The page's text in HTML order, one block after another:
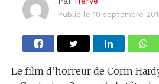
Publié le 10 septembre
Le film d’horreur de Corin